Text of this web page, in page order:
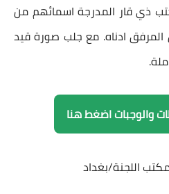
مكتب ذي قار المدرجة اسمائهم من
المرفق ادناه. مع جلب صورة قيد
والوجبات اضغط هنا
اللجنة/بغداد